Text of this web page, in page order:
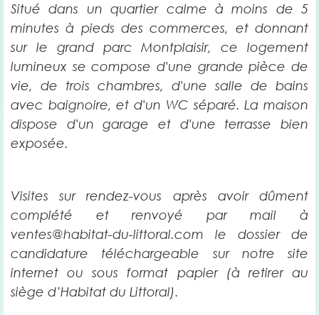
Situé dans un quartier calme à moins de 5
minutes à pieds des commerces, et donnant
sur le grand parc Montplaisir,
ce logement
lumineux se compose d'une grande pièce de
vie, de trois chambres, d'une salle de bains
avec baignoire, et d'un WC séparé. La maison
dispose d'un garage et d'une terrasse bien
exposée.
Visites sur rendez-vous après avoir dûment
complété et renvoyé par mail à
ventes@habitat-du-littoral.com le dossier de
candidature téléchargeable sur notre site
internet ou sous format papier (à retirer au
siège d’Habitat du Littoral).